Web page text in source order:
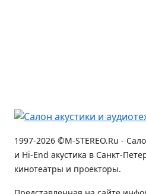
1997-2026 ©M-STEREO.Ru -
и Hi-End акустика в Санкт-
кинотеатры и проекторы.